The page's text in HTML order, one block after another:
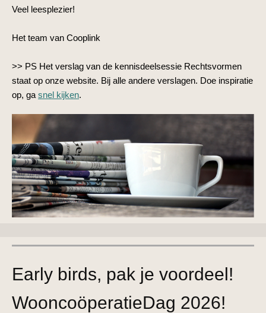
Veel leesplezier!
Het team van Cooplink
>> PS Het verslag van de kennisdeelsessie Rechtsvormen
staat op onze website. Bij alle andere verslagen. Doe inspiratie
op, ga snel kijken.
Early birds, pak je voordeel!
WooncoöperatieDag 2026!